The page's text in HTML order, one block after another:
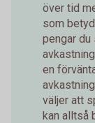
över tid
som
pengar
en
väljer att
kan alltså